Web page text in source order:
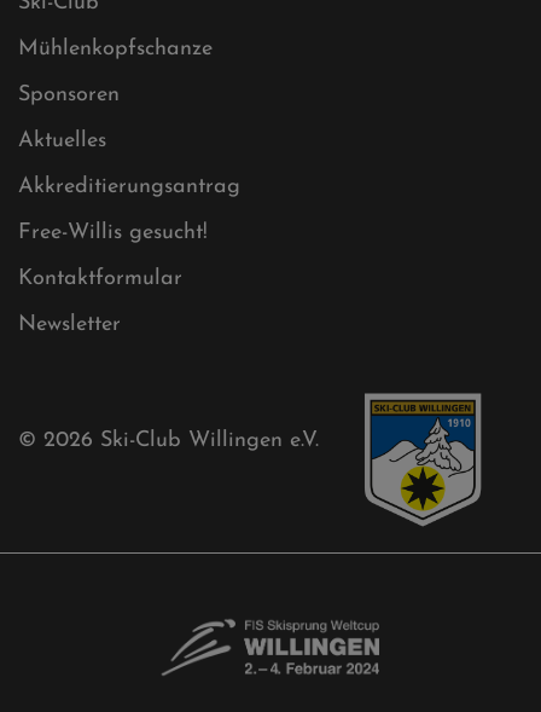
Cookies
Ski-Club
Mühlenkopfschanze
Sponsoren
Aktuelles
Akkreditierungsantrag
Free-Willis gesucht!
Kontaktformular